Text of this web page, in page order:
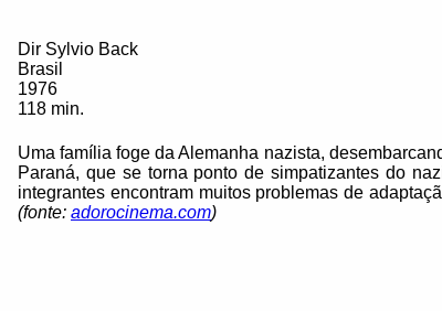
Dir Sylvio Back
Brasil
1976
118 min.
Uma família foge da Alemanha nazista,
Paraná, que se torna ponto de simpatizantes do
integrantes encontram muitos problemas de
(fonte: adorocinema.com)